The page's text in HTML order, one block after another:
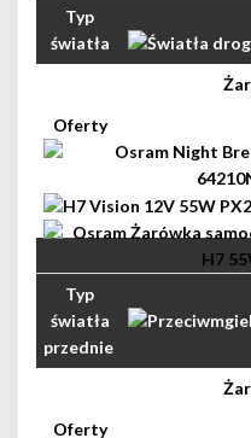
przednie